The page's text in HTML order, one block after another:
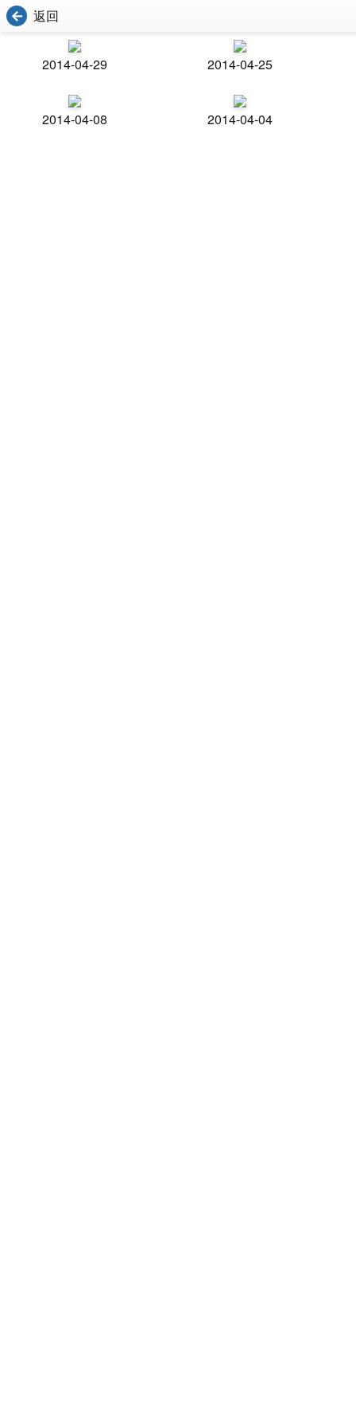
返回
2014-04-29 2014-04-25
2014-04-08 2014-04-04